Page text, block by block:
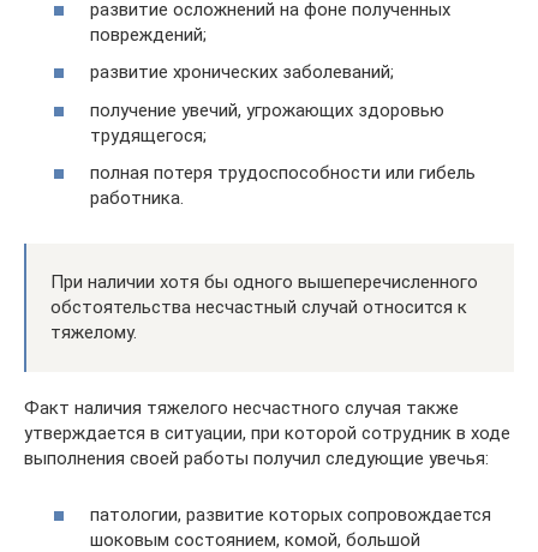
развитие осложнений на фоне полученных
повреждений;
развитие хронических заболеваний;
получение увечий, угрожающих здоровью
трудящегося;
полная потеря трудоспособности или гибель
работника.
При наличии хотя бы одного вышеперечисленного
обстоятельства несчастный случай относится к
тяжелому.
Факт наличия тяжелого несчастного случая также
утверждается в ситуации, при которой сотрудник в ходе
выполнения своей работы получил следующие увечья:
патологии, развитие которых сопровождается
шоковым состоянием, комой, большой